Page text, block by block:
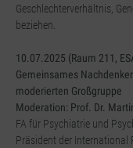
Geschlechterverhältnis,
beziehen.
10.07.2025 (Raum 211,
Gemeinsames
moderierten Großgruppe
Moderation: Prof. Dr.
FA für Psychiatrie und
Präsident der International